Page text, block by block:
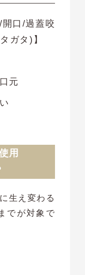
口/過蓋咬
ガタ)】
元
用
生え変わる
でが対象で